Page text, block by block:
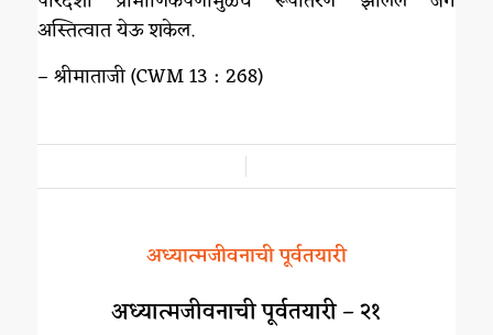
अस्तित्वात येऊ शकेल.
– श्रीमाताजी (CWM 13 : 268)
अध्यात्मजीवनाची पूर्वतयारी
अध्यात्मजीवनाची पूर्वतयारी – २१